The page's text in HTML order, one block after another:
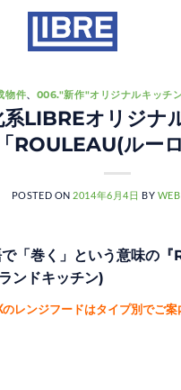
物件、 006."新作"オリジナルキッチ
系LIBREオリジナ
「ROULEAU(ルー
POSTED ON 2014年6月4日 BY
「巻く」という意味の
ンドキッチン)
レンジフードはタイプ別でご案